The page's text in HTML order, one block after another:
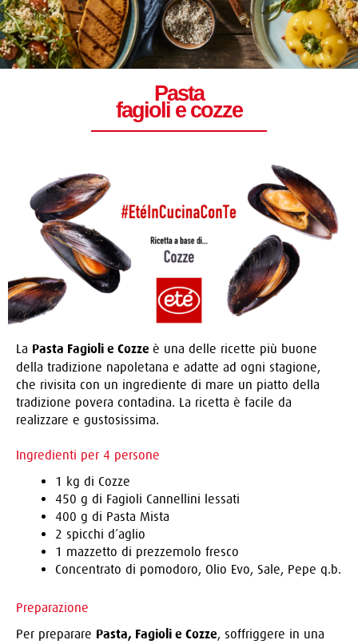
Pasta
fagioli e cozze
La Pasta Fagioli e Cozze è una delle ricette più buone
della tradizione napoletana e adatte ad ogni stagione,
che rivisita con un ingrediente di mare un piatto della
tradizione povera contadina. La ricetta è facile da
realizzare e gustosissima.
Ingredienti per 4 persone
1 kg di Cozze
450 g di Fagioli Cannellini lessati
400 g di Pasta Mista
2 spicchi d’aglio
1 mazzetto di prezzemolo fresco
Concentrato di pomodoro, Olio Evo, Sale, Pepe q.b.
Preparazione
Per preparare Pasta, Fagioli e Cozze, soffriggere in una